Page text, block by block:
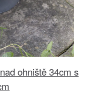
ohniště 34cm s